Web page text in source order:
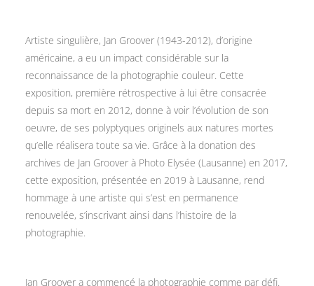
Artiste singulière, Jan Groover (1943-2012), d’origine
américaine, a eu un impact considérable sur la
reconnaissance de la photographie couleur. Cette
exposition, première rétrospective à lui être consacrée
depuis sa mort en 2012, donne à voir l’évolution de son
oeuvre, de ses polyptyques originels aux natures mortes
qu’elle réalisera toute sa vie. Grâce à la donation des
archives de Jan Groover à Photo Elysée (Lausanne) en 2017,
cette exposition, présentée en 2019 à Lausanne, rend
hommage à une artiste qui s’est en permanence
renouvelée, s’inscrivant ainsi dans l’histoire de la
photographie.
Jan Groover a commencé la photographie comme par défi.